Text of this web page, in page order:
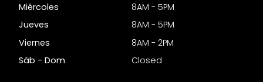
Miércoles
8AM - 5PM
Jueves
8AM - 5PM
Viernes
8AM - 2PM
Sáb - Dom
Closed